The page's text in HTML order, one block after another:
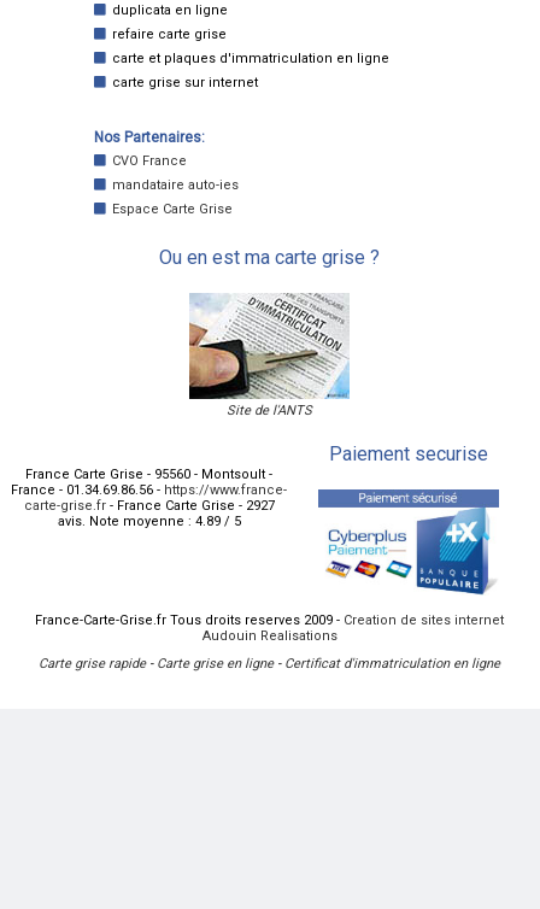
duplicata en ligne
refaire carte grise
carte et plaques d'immatriculation en ligne
carte grise sur internet
Nos Partenaires:
CVO France
mandataire auto-ies
Espace Carte Grise
Ou en est ma carte grise ?
Site de l'ANTS
Paiement securise
France Carte Grise - 95560 - Montsoult -
France - 01.34.69.86.56- https://www.france-
carte-grise.fr - France Carte Grise - 2927
avis. Note moyenne : 4.89/ 5
France-Carte-Grise.fr Tous droits reserves 2009 - Creation de sites internet
Audouin Realisations
Carte grise rapide- Carte grise en ligne- Certificat d'immatriculation en ligne